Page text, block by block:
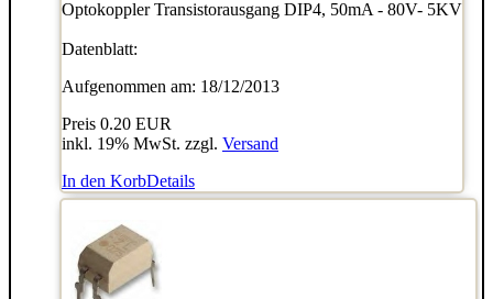
Optokoppler Transistorausgang DIP4, 50mA - 80V- 5KV
Datenblatt:
Aufgenommen am: 18/12/2013
Preis 0.20 EUR
inkl. 19% MwSt. zzgl. Versand
In den KorbDetails